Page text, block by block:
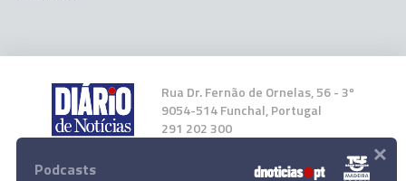
Rua Dr. Fernão de Ornelas, 56 - 3º
9054-514 Funchal, Portugal
291 202 300
Instale a nossa App
Podcasts ×